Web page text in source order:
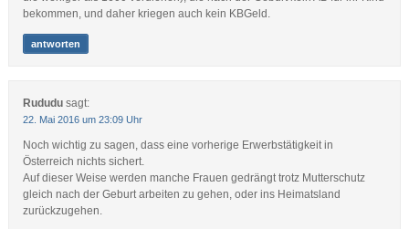
bekommen, und daher kriegen auch kein KBGeld.
antworten
Rududu sagt:
22. Mai 2016 um 23:09 Uhr
Noch wichtig zu sagen, dass eine vorherige Erwerbstätigkeit in
Österreich nichts sichert.
Auf dieser Weise werden manche Frauen gedrängt trotz Mutterschutz
gleich nach der Geburt arbeiten zu gehen, oder ins Heimatsland
zurückzugehen.